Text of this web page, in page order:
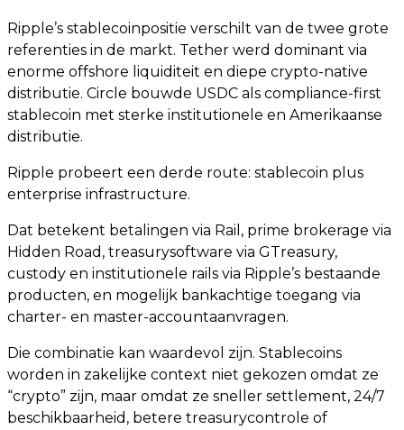
Ripple’s stablecoinpositie verschilt van de twee grote
referenties in de markt. Tether werd dominant via
enorme offshore liquiditeit en diepe crypto-native
distributie. Circle bouwde USDC als compliance-first
stablecoin met sterke institutionele en Amerikaanse
distributie.
Ripple probeert een derde route: stablecoin plus
enterprise infrastructure.
Dat betekent betalingen via Rail, prime brokerage via
Hidden Road, treasurysoftware via GTreasury,
custody en institutionele rails via Ripple’s bestaande
producten, en mogelijk bankachtige toegang via
charter- en master-accountaanvragen.
Die combinatie kan waardevol zijn. Stablecoins
worden in zakelijke context niet gekozen omdat ze
“crypto” zijn, maar omdat ze sneller settlement, 24/7
beschikbaarheid, betere treasurycontrole of